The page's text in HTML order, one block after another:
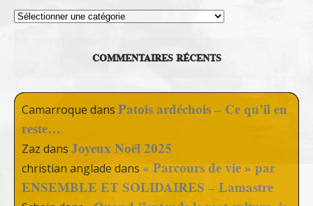
Thèmes
COMMENTAIRES RÉCENTS
Camarroque dans Patois ardéchois – Ce qu’il en
reste…
Zaz dans Joyeux Noël 2025
christian anglade dans « Parcours de vie » par
ENSEMBLE ET SOLIDAIRES – Lamastre